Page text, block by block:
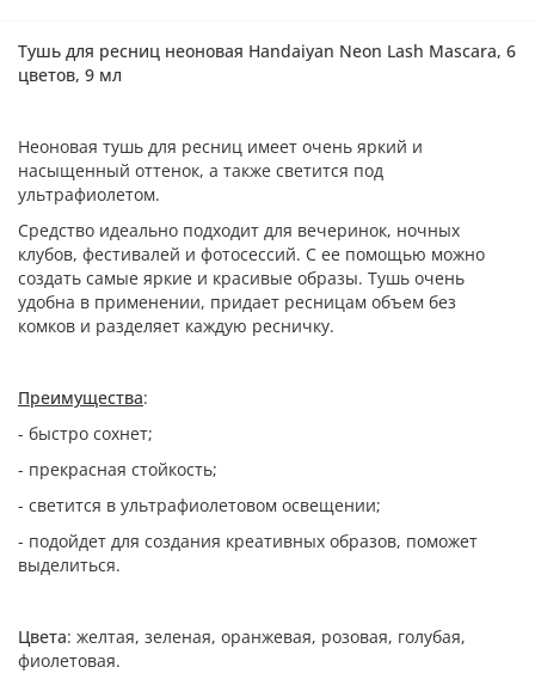
Тушь для ресниц неоновая Handaiyan Neon Lash Mascara, 6
цветов, 9 мл
Неоновая тушь для ресниц имеет очень яркий и
насыщенный оттенок, а также светится под
ультрафиолетом.
Средство идеально подходит для вечеринок, ночных
клубов, фестивалей и фотосессий. С ее помощью можно
создать самые яркие и красивые образы. Тушь очень
удобна в применении, придает ресницам объем без
комков и разделяет каждую ресничку.
Преимущества:
- быстро сохнет;
- прекрасная стойкость;
- светится в ультрафиолетовом освещении;
- подойдет для создания креативных образов, поможет
выделиться.
Цвета: желтая, зеленая, оранжевая, розовая, голубая,
фиолетовая.